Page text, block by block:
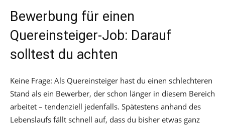
Bewerbung für einen
Quereinsteiger-Job: Darauf
solltest du achten
Keine Frage: Als Quereinsteiger hast du einen schlechteren
Stand als ein Bewerber, der schon länger in diesem Bereich
arbeitet – tendenziell jedenfalls. Spätestens anhand des
Lebenslaufs fällt schnell auf, dass du bisher etwas ganz